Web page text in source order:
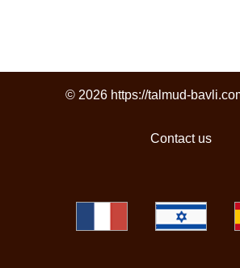
© 2026 https://talmud-
Contact us